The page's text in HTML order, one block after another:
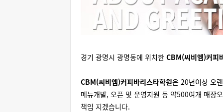
경기 광명시 광명동에 위치한 CBM(씨비엠)커피
CBM(씨비엠)커피바리스타학원은 20년이상 오
메뉴개발, 오픈 및 운영지원 등 약500여개 매장
책임 지겠습니다.